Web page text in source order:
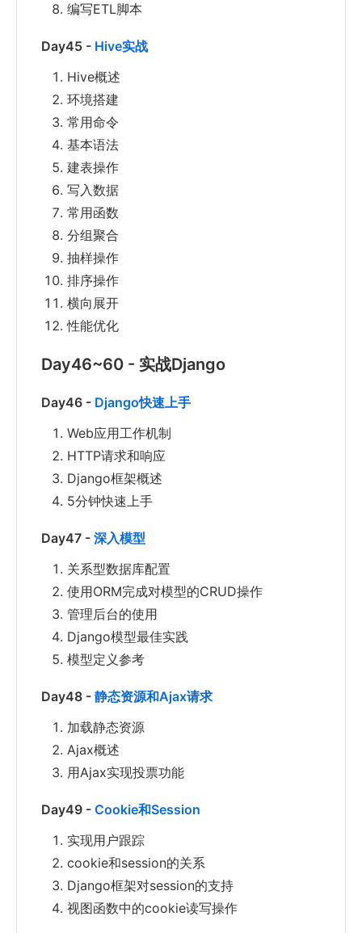
编写ETL脚本
Day45 - Hive实战
Hive概述
环境搭建
常用命令
基本语法
建表操作
写入数据
常用函数
分组聚合
抽样操作
排序操作
横向展开
性能优化
Day46~60 - 实战Django
Day46 - Django快速上手
Web应用工作机制
HTTP请求和响应
Django框架概述
5分钟快速上手
Day47 - 深入模型
关系型数据库配置
使用ORM完成对模型的CRUD操作
管理后台的使用
Django模型最佳实践
模型定义参考
Day48 - 静态资源和Ajax请求
加载静态资源
Ajax概述
用Ajax实现投票功能
Day49 - Cookie和Session
实现用户跟踪
cookie和session的关系
Django框架对session的支持
视图函数中的cookie读写操作